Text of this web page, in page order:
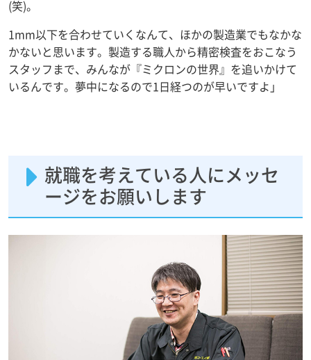
(笑)。
1mm以下を合わせていくなんて、ほかの製造業でもなかな
かないと思います。製造する職人から精密検査をおこなう
スタッフまで、みんなが『ミクロンの世界』を追いかけて
いるんです。夢中になるので1日経つのが早いですよ」
就職を考えている人にメッセ
ージをお願いします